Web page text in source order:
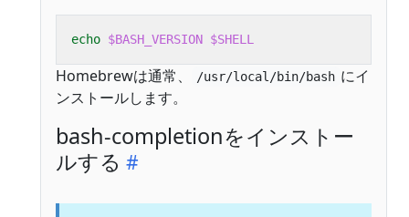
echo $BASH_VERSION $SHELL
Homebrewは通常、 /usr/local/bin/bash にイ
ンストールします。
bash-completionをインストー
ルする